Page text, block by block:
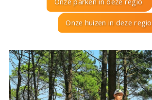
Onze huizen in deze regio